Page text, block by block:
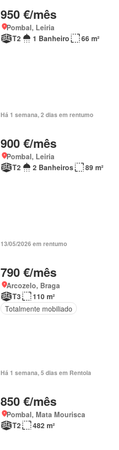
950 €/mês
Pombal, Leiria
T2
1 Banheiro 66 m²
Há 1 semana, 2 dias em rentumo
900 €/mês
Pombal, Leiria
T2
2 Banheiros 89 m²
13/05/2026 em rentumo
790 €/mês
Arcozelo, Braga
T3
110 m²
Totalmente mobiliado
Há 1 semana, 5 dias em Rentola
850 €/mês
Pombal, Mata Mourisca
T2
482 m²